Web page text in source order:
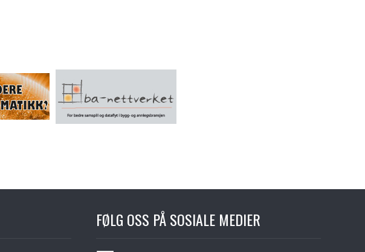
FØLG OSS PÅ SOSIALE MEDIER